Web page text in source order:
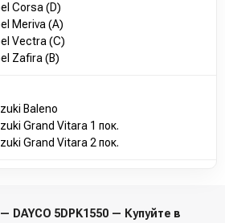
Corsa (D)
Meriva (A)
Vectra (C)
Zafira (B)
Baleno
Grand Vitara 1 пок.
Grand Vitara 2 пок.
DAYCO 5DPK1550 — Купуйте в